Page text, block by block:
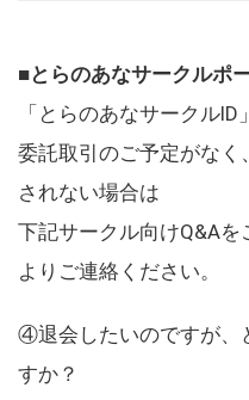
■とらのあなサークルポ
「とらのあなサークル
委託取引のご予定がなく
されない場合は
下記サークル向けQ&A
よりご連絡ください。
④退会したいのですが、
すか？